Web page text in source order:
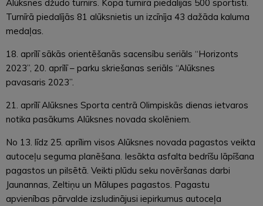
Alūksnes džudo turnīrs. Kopā turnīrā piedalījās 500 sportisti.
Turnīrā piedalījās 81 alūksnietis un izcīnīja 43 dažāda kaluma
medaļas.
18. aprīlī sākās orientēšanās sacensību seriāls “Horizonts
2023”, 20. aprīlī – parku skriešanas seriāls “Alūksnes
pavasaris 2023”.
21. aprīlī Alūksnes Sporta centrā Olimpiskās dienas ietvaros
notika pasākums Alūksnes novada skolēniem.
No 13. līdz 25. aprīlim visos Alūksnes novada pagastos veikta
autoceļu seguma planēšana. Iesākta asfalta bedrīšu lāpīšana
pagastos un pilsētā. Veikti plūdu seku novēršanas darbi
Jaunannas, Zeltiņu un Mālupes pagastos. Pagastu
apvienības pārvalde izsludinājusi iepirkumus autoceļa